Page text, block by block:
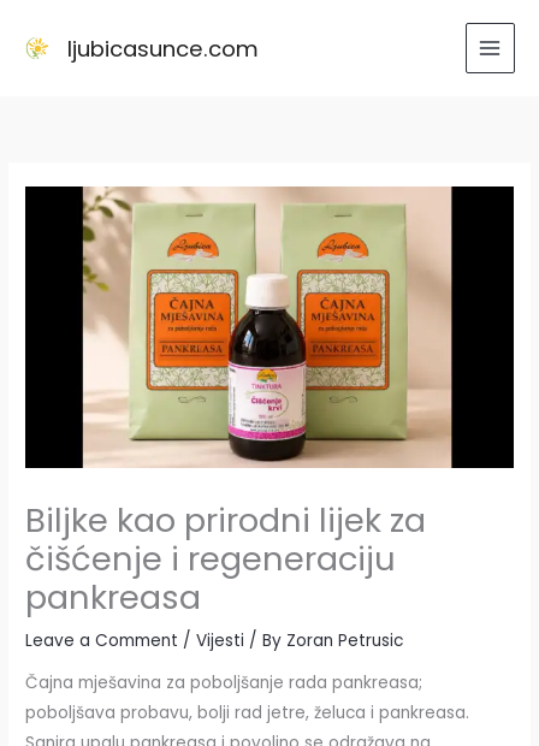
ljubicasunce.com
Biljke kao prirodni lijek za
čišćenje i regeneraciju
pankreasa
Leave a Comment /Vijesti / By Zoran Petrusic
Čajna mješavina za poboljšanje rada pankreasa;
poboljšava probavu, bolji rad jetre, želuca i pankreasa.